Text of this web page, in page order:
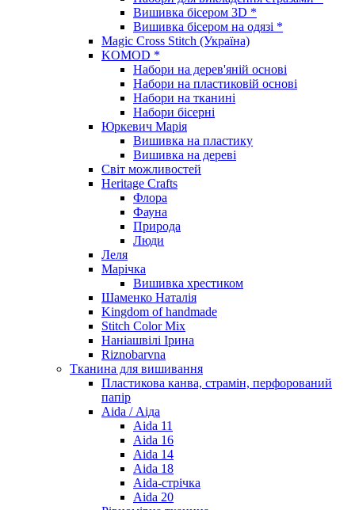
Вишивка бісером 3D *
Вишивка бісером на одязі *
Magic Cross Stitch (Україна)
KOMOD *
Набори на дерев'яній основі
Набори на пластиковій основі
Набори на тканині
Набори бісерні
Юркевич Марія
Вишивка на пластику
Вишивка на дереві
Світ можливостей
Heritage Crafts
Флора
Фауна
Природа
Люди
Леля
Марічка
Вишивка хрестиком
Шаменко Наталія
Kingdom of handmade
Stitch Color Mix
Наніашвілі Ірина
Riznobarvna
Тканина для вишивання
Пластикова канва, страмін, перфорований
папір
Aida / Аіда
Aida 11
Aida 16
Aida 14
Aida 18
Aida-стрічка
Aida 20